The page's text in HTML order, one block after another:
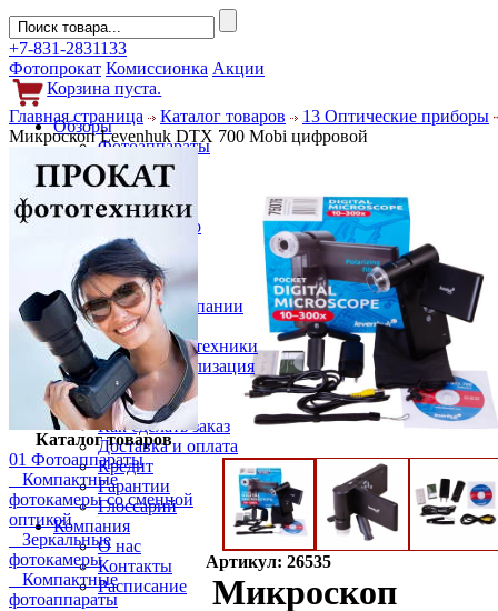
+7-831-2831133
Фотопрокат Комиссионка Акции
Корзина пуста.
Обзоры
Фотоаппараты
Объективы
Фильтры
Новости
Фото и видео
Гаджеты
Аксессуары
Слухи
Новости компании
Услуги
Прокат фототехники
Выкуп и реализация
Покупателям
Акции
Как сделать заказ
Доставка и оплата
Кредит
Гарантии
Глоссарий
Компания
О нас
Контакты
Расписание
Главная страница Каталог товаров
13 Оптические приборы
Микроскоп Levenhuk DTX 700 Mobi цифровой
Каталог товаров
01 Фотоаппараты
Компактные
фотокамеры со сменной
оптикой
Зеркальные
фотокамеры
Компактные
фотоаппараты
Артикул: 26535
Микроскоп